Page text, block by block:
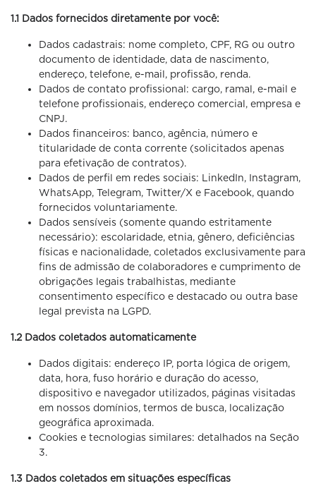
1.1 Dados fornecidos diretamente por você:
Dados cadastrais: nome completo, CPF, RG ou outro
documento de identidade, data de nascimento,
endereço, telefone, e-mail, profissão, renda.
Dados de contato profissional: cargo, ramal, e-mail e
telefone profissionais, endereço comercial, empresa e
CNPJ.
Dados financeiros: banco, agência, número e
titularidade de conta corrente (solicitados apenas
para efetivação de contratos).
Dados de perfil em redes sociais: LinkedIn, Instagram,
WhatsApp, Telegram, Twitter/X e Facebook, quando
fornecidos voluntariamente.
Dados sensíveis (somente quando estritamente
necessário): escolaridade, etnia, gênero, deficiências
físicas e nacionalidade, coletados exclusivamente para
fins de admissão de colaboradores e cumprimento de
obrigações legais trabalhistas, mediante
consentimento específico e destacado ou outra base
legal prevista na LGPD.
1.2 Dados coletados automaticamente
Dados digitais: endereço IP, porta lógica de origem,
data, hora, fuso horário e duração do acesso,
dispositivo e navegador utilizados, páginas visitadas
em nossos domínios, termos de busca, localização
geográfica aproximada.
Cookies e tecnologias similares: detalhados na Seção
3.
1.3 Dados coletados em situações específicas